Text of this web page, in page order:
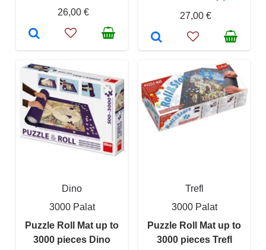
26,00 €
27,00 €
Dino
3000 Palat
Puzzle Roll Mat up to
3000 pieces Dino
Trefl
3000 Palat
Puzzle Roll Mat up to
3000 pieces Trefl